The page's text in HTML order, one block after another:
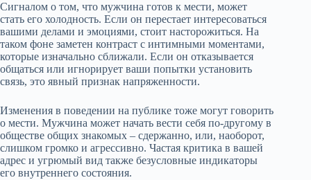
Сигналом о том, что мужчина готов к мести, может
стать его холодность. Если он перестает интересоваться
вашими делами и эмоциями, стоит насторожиться. На
таком фоне заметен контраст с интимными моментами,
которые изначально сближали. Если он отказывается
общаться или игнорирует ваши попытки установить
связь, это явный признак напряженности.
Изменения в поведении на публике тоже могут говорить
о мести. Мужчина может начать вести себя по-другому в
обществе общих знакомых – сдержанно, или, наоборот,
слишком громко и агрессивно. Частая критика в вашей
адрес и угрюмый вид также безусловные индикаторы
его внутреннего состояния.